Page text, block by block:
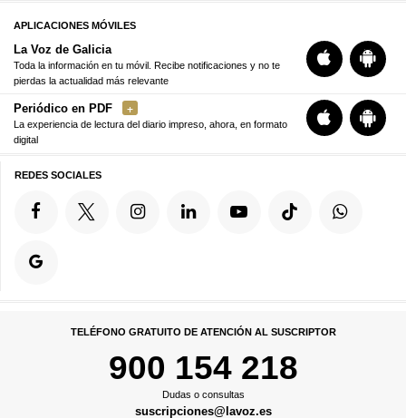
APLICACIONES MÓVILES
La Voz de Galicia
Toda la información en tu móvil. Recibe notificaciones y no te
pierdas la actualidad más relevante
Periódico en PDF
La experiencia de lectura del diario impreso, ahora, en formato
digital
REDES SOCIALES
TELÉFONO GRATUITO DE ATENCIÓN AL SUSCRIPTOR
900 154 218
Dudas o consultas
suscripciones@lavoz.es